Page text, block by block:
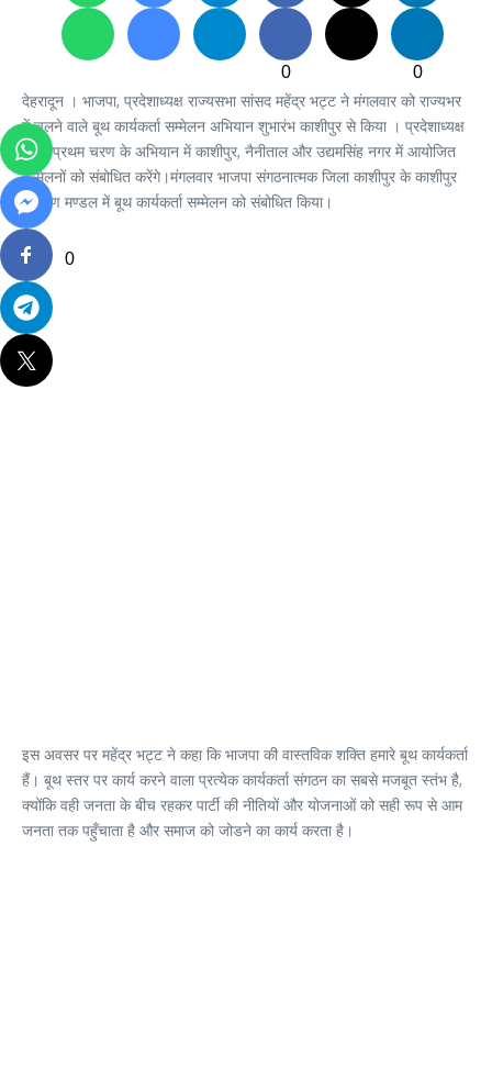
0
0
0
देहरादून । भाजपा, प्रदेशाध्यक्ष राज्यसभा सांसद महेंद्र भट्ट ने मंगलवार को राज्यभर
में चलने वाले बूथ कार्यकर्ता सम्मेलन अभियान शुभारंभ काशीपुर से किया । प्रदेशाध्यक्ष
भट्ट प्रथम चरण के अभियान में काशीपुर, नैनीताल और उद्यमसिंह नगर में आयोजित
सम्मेलनों को संबोधित करेंगे।मंगलवार भाजपा संगठनात्मक जिला काशीपुर के काशीपुर
ग्रामीण मण्डल में बूथ कार्यकर्ता सम्मेलन को संबोधित किया।
इस अवसर पर महेंद्र भट्ट ने कहा कि भाजपा की वास्तविक शक्ति हमारे बूथ कार्यकर्ता
हैं। बूथ स्तर पर कार्य करने वाला प्रत्येक कार्यकर्ता संगठन का सबसे मजबूत स्तंभ है,
क्योंकि वही जनता के बीच रहकर पार्टी की नीतियों और योजनाओं को सही रूप से आम
जनता तक पहुँचाता है और समाज को जोडने का कार्य करता है।